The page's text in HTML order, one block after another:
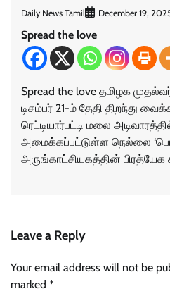
Daily News Tamil December 19,
Spread the love
Spread the love தமிழக
டிசம்பர் 21-ம் தேதி திறந்து
ரெட்டியார்பட்டி மலை
அமைக்கப்பட்டுள்ள நெல்லை
அருங்காட்சியகத்தின் பிரத்யேக
Leave a Reply
Your email address will not be
marked *